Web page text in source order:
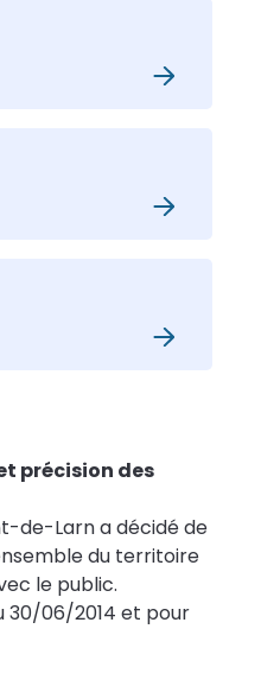
précision des
de-Larn a décidé de
du territoire
le public.
30/06/2014 et pour